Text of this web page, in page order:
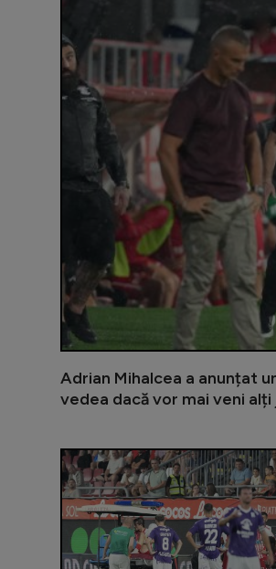
Adrian Mihalcea a anunțat
vedea dacă vor mai veni